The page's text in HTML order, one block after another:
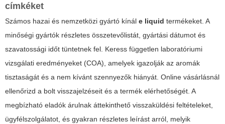
címkéket
Számos hazai és nemzetközi gyártó kínál e liquid termékeket. A
minőségi gyártók részletes összetevőlistát, gyártási dátumot és
szavatossági időt tüntetnek fel. Keress független laboratóriumi
vizsgálati eredményeket (COA), amelyek igazolják az aromák
tisztaságát és a nem kívánt szennyezők hiányát. Online vásárlásnál
ellenőrizd a bolt visszajelzéseit és a termék elérhetőségét. A
megbízható eladók árulnak áttekinthető visszaküldési feltételeket,
ügyfélszolgálatot, és gyakran részletes leírást arról, melyik